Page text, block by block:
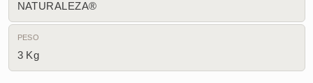
Português e dispositivo na língua portuguesa| Entrega de
Pen com Software em Português | Mala de alumínio para
transporte | Garantia de 3 anos | Equipamento Certificado
com marca CE | Entrega imediata via CTT |
NATURALEZA®
PESO
3 Kg